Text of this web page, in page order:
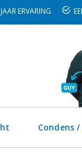
ERVARING
Condens